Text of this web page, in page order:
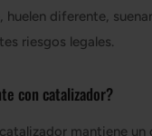
huelen diferente,
riesgos legales.
con catalizador?
mantiene